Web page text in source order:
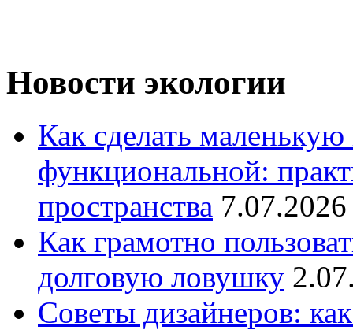
Новости экологии
Как сделать
функциональной:
пространства
Как грамотно
долговую ловушку
Советы дизайнеров: